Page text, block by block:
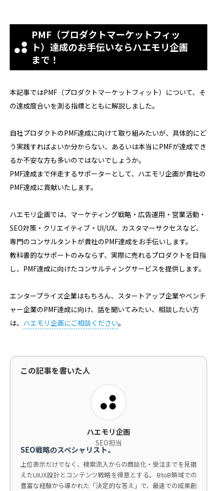
PMF（プロダクトマーケットフィッ
ト）達成のお手伝いならハエモリ企画
まで！
本記事ではPMF（プロダクトマーケットフィット）について、そ
の達成度合いを測る指標とともに解説しました。
自社プロダクトのPMF達成に向けて取り組みたいが、具体的にど
う実践すればよいか分からない、あるいは本当にPMFが達成でき
るか不安な方も多いのではないでしょうか。
PMF達成まで伴走するサポーターとして、ハエモリ企画が貴社の
PMF達成に貢献いたします。
ハエモリ企画では、マーケティング戦略・広告運用・営業活動・
SEO対策・クリエイティブ・UI/UX、カスタマーサクセスなど、
専門のコンサルタントが貴社のPMF達成をお手伝いします。
教科書的なサポートのみならず、実際に売れるプロダクトを目指
し、PMF達成に向けたコンサルティングサービスを提供します。
エンタープライズ企業はもちろん、スタートアップ企業やベンチ
ャー企業のPMF達成に向け、話を聞いてみたい、相談したい方
は、 ハエモリ企画にご相談ください。
この記事を書いた人
ハエモリ企画
SEO担当
SEO戦略のスペシャリスト。
上位表示だけでなく、検索流入からの商談化・受注までを見据
えたUIUX設計とコンテンツ戦略を得意とする。 BtoB領域での
豊富な経験から導かれた「決定的な答え」で、最速での成果創